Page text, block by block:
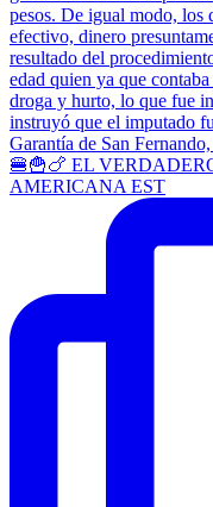
🍔🍟🍗 EL
AMERICANA EST